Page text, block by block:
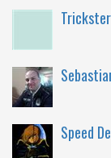
Trickster
Speed